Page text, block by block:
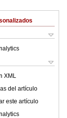
XML
del artículo
este artículo